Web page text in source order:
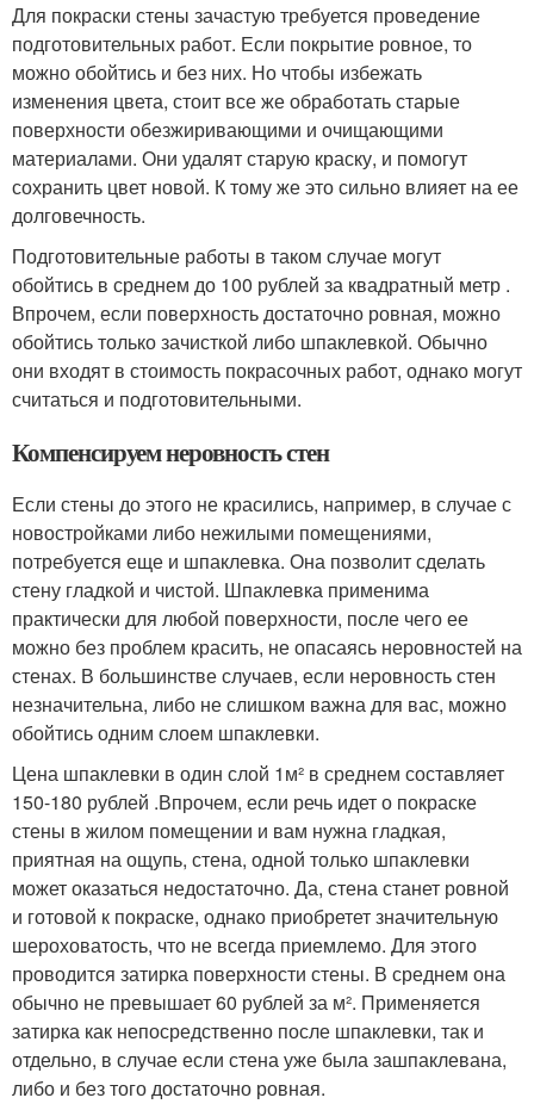
Для покраски стены зачастую требуется проведение
подготовительных работ. Если покрытие ровное, то
можно обойтись и без них. Но чтобы избежать
изменения цвета, стоит все же обработать старые
поверхности обезжиривающими и очищающими
материалами. Они удалят старую краску, и помогут
сохранить цвет новой. К тому же это сильно влияет на ее
долговечность.
Подготовительные работы в таком случае могут
обойтись в среднем до 100 рублей за квадратный метр .
Впрочем, если поверхность достаточно ровная, можно
обойтись только зачисткой либо шпаклевкой. Обычно
они входят в стоимость покрасочных работ, однако могут
считаться и подготовительными.
Компенсируем неровность стен
Если стены до этого не красились, например, в случае с
новостройками либо нежилыми помещениями,
потребуется еще и шпаклевка. Она позволит сделать
стену гладкой и чистой. Шпаклевка применима
практически для любой поверхности, после чего ее
можно без проблем красить, не опасаясь неровностей на
стенах. В большинстве случаев, если неровность стен
незначительна, либо не слишком важна для вас, можно
обойтись одним слоем шпаклевки.
Цена шпаклевки в один слой 1м² в среднем составляет
150-180 рублей .Впрочем, если речь идет о покраске
стены в жилом помещении и вам нужна гладкая,
приятная на ощупь, стена, одной только шпаклевки
может оказаться недостаточно. Да, стена станет ровной
и готовой к покраске, однако приобретет значительную
шероховатость, что не всегда приемлемо. Для этого
проводится затирка поверхности стены. В среднем она
обычно не превышает 60 рублей за м². Применяется
затирка как непосредственно после шпаклевки, так и
отдельно, в случае если стена уже была зашпаклевана,
либо и без того достаточно ровная.